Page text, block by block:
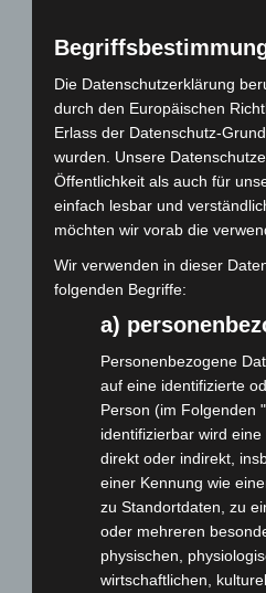
CM
Die Datenschutzerklärung
durch den Europäischen
Erlass der Datenschutz-
wurden. Unsere
Öffentlichkeit als auch für
einfach lesbar und
möchten wir vorab die
Wir verwenden in dieser
folgenden Begriffe:
a)
Personenbezogene
auf eine identifizierte
Person (im Folgenden
identifizierbar wird
direkt oder indirekt,
einer Kennung wie
zu Standortdaten, zu
oder mehreren
physischen,
wirtschaftlichen,